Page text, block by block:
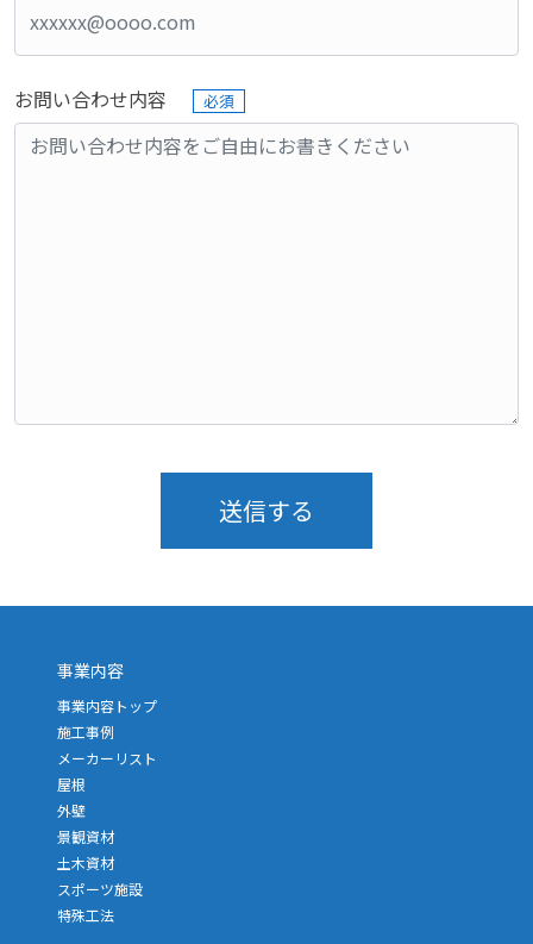
お問い合わせ内容 必須
送信する
事業内容
事業内容トップ
施工事例
メーカーリスト
屋根
外壁
景観資材
土木資材
スポーツ施設
特殊工法